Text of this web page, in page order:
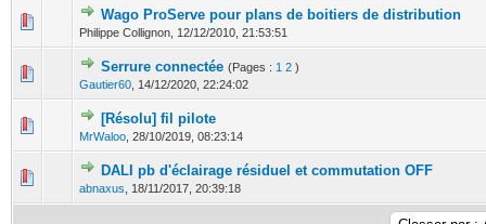
Wago ProServe pour plans de boitiers de distribution
Philippe Collignon, 12/12/2010, 21:53:51
0 Votes - 0 sur 5 en moyenne
12 345
Serrure connectée (Pages : 1 2 )
Gautier60 14/12/2020, 22:24:02
0 Votes - 0 sur 5 en moyenne
12345
[Résolu] fil pilote
MrWaloo 28/10/2019, 08:23:14
0 Votes - 0 sur 5 en moyenne
DALI pb d'éclairage résiduel et commutation OFF
abnaxus 18/11/2017, 20:39:18
0 Votes - 0 sur 5 en moyenne
1 2345